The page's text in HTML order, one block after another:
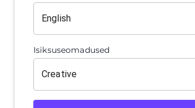
Isiksuseomadused